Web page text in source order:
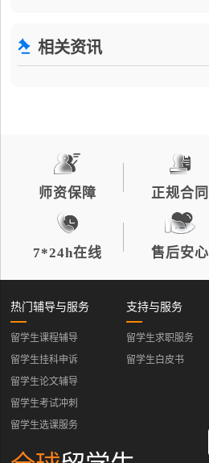
相关资讯
师资保障 正规合同
7*24h在线 售后安心
热门辅导与服务
留学生课程辅导
留学生挂科申诉
留学生论文辅导
留学生考试冲刺
留学生选课服务
支持与服务
留学生求职服务
留学生白皮书